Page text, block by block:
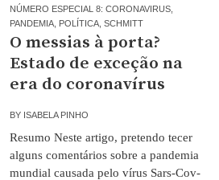
NÚMERO ESPECIAL 8: CORONAVIRUS
PANDEMIA POLÍTICA ,SCHMITT
O messias à porta?
Estado de exceção na
era do coronavírus
BY ISABELA PINHO
Resumo Neste artigo, pretendo tecer
alguns comentários sobre a pandemia
mundial causada pelo vírus Sars-Cov-